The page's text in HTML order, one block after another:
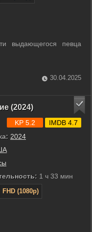
выдающегося певца
30.04.2025
(2024)
2024
1 ч 33 мин
FHD (1080p)
KP 5.2 IMDB 4.7